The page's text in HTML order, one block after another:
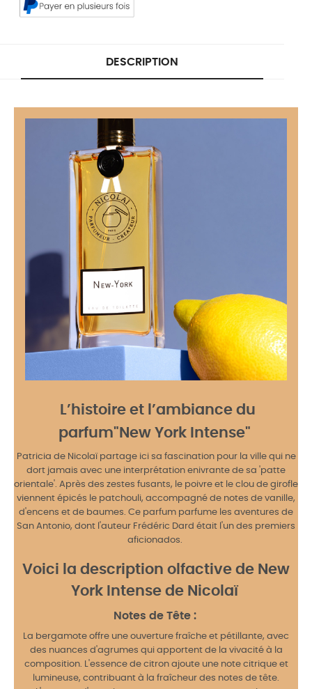
DESCRIPTION
L’histoire et l’ambiance du
parfum"New York Intense"
Patricia de Nicolaï partage ici sa fascination pour la ville qui ne
dort jamais avec une interprétation enivrante de sa 'patte
orientale'. Après des zestes fusants, le poivre et le clou de girofle
viennent épicés le patchouli, accompagné de notes de vanille,
d'encens et de baumes. Ce parfum parfume les aventures de
San Antonio, dont l'auteur Frédéric Dard était l'un des premiers
aficionados.
Voici la description olfactive de New
York Intense de Nicolaï
Notes de Tête :
La bergamote offre une ouverture fraîche et pétillante, avec
des nuances d'agrumes qui apportent de la vivacité à la
composition. L'essence de citron ajoute une note citrique et
lumineuse, contribuant à la fraîcheur des notes de tête.